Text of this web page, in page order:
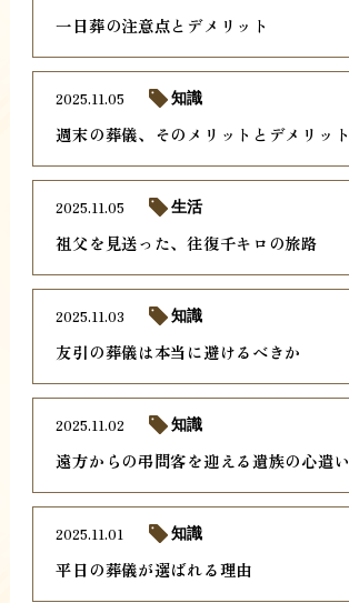
一日葬の注意点とデメリット
週末の葬儀、そのメリットとデメリット
2025.11.05 知識
祖父を見送った、往復千キロの旅路
2025.11.05 生活
友引の葬儀は本当に避けるべきか
2025.11.03 知識
遠方からの弔問客を迎える遺族の心遣い
2025.11.02 知識
平日の葬儀が選ばれる理由
2025.11.01 知識